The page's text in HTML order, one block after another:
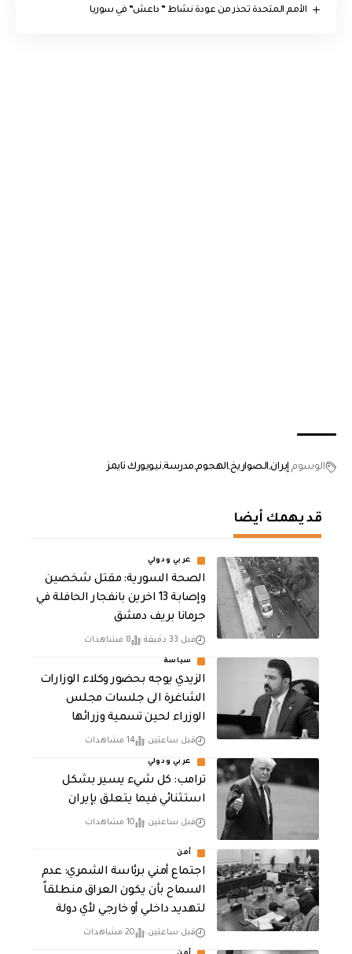
الأمم المتحدة تحذر من عودة نشاط ” داعش” في سوريا
الوسوم إيران الصواريخالهجوم مدرسة نيويورك تايمز
قد يهمك أيضا
عربي ودولي
الصحة السورية: مقتل شخصين
وإصابة 13 اخرين بانفجار الحافلة في
جرمانا بريف دمشق
قبل 33 دقيقة 8 مشاهدات
سياسة
الزيدي يوجه بحضور وكلاء الوزارات
الشاغرة الى جلسات مجلس
الوزراء لحين تسمية وزرائها
قبل ساعتين 14 مشاهدات
عربي ودولي
ترامب: كل شيء يسير بشكل
استثنائي فيما يتعلق بإيران
قبل ساعتين 10 مشاهدات
أمن
اجتماع أمني برئاسة الشمري: عدم
السماح بأن يكون العراق منطلقاً
لتهديد داخلي أو خارجي لأي دولة
قبل ساعتين 20 مشاهدات